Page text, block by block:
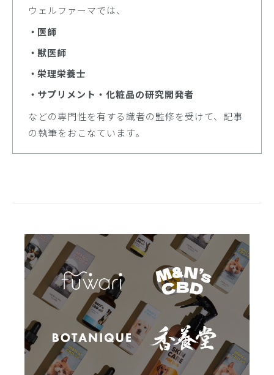
ウェルファーマでは、
医師
獣医師
栄理栄養士
サプリメント・化粧品の研究開発者
などの専門性を有する識者の監修を受けて、記事
の執筆をおこなています。